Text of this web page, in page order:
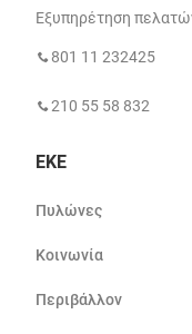
Εξυπηρέτηση
801 11 232425
210 55 58 832
ΕΚΕ
Πυλώνες
Κοινωνία
Περιβάλλον